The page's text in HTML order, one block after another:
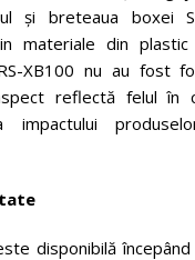
și breteaua boxei
materiale din plastic
XB100 nu au fost
reflectă felul în
impactului
disponibilă